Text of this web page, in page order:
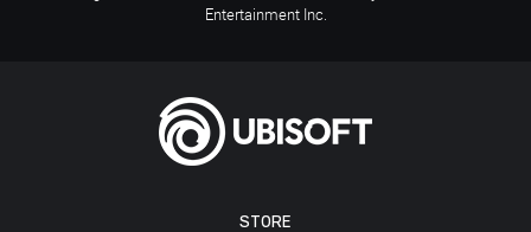
STORE
Entertainment Inc.